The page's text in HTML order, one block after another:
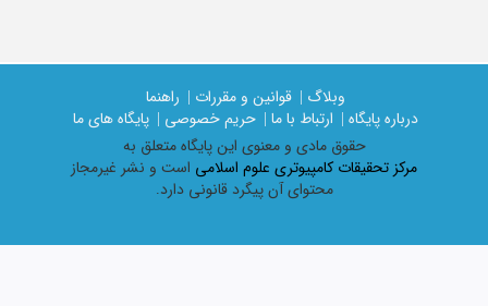
وبلاگ | قوانین و مقررات |
راهنما
درباره پایگاه |
ارتباط با ما | حریم خصوصی |
پایگاه های ما
حقوق مادی و معنوی اين پايگاه متعلق به
مرکز تحقیقات کامپیوتری علوم اسلامی است و نشر غیرمجاز
محتوای آن پیگرد قانونی دارد.